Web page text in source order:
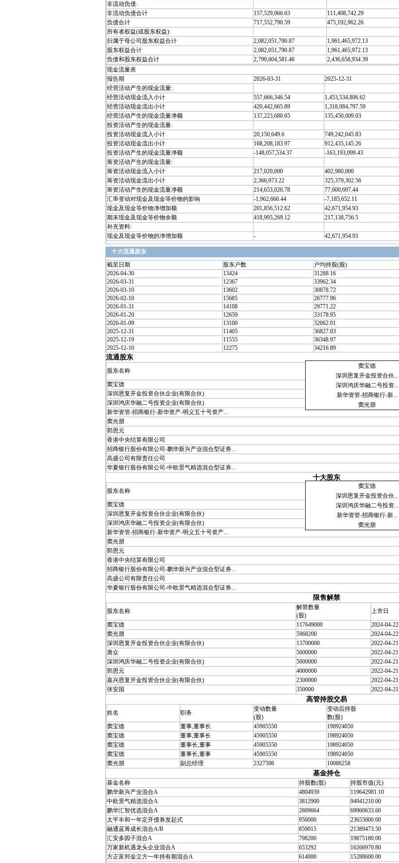
非流动负债:
非流动负债合计
157,529,066.63 111,408,742.29
负债合计
717,552,790.59 475,192,962.26
所有者权益(或股东权益):
归属于母公司股东权益合计
2,082,051,790.87 1,961,465,972.13
股东权益合计
2,082,051,790.87 1,961,465,972.13
负债和股东权益合计
2,799,604,581.46 2,436,658,934.39
现金流量表
报告期
2026-03-31 2025-12-31
经营活动产生的现金流量:
经营活动现金流入小计
557,666,346.54 1,453,534,806.62
经营活动现金流出小计
420,442,665.89 1,318,084,797.59
经营活动产生的现金流量净额
137,223,680.65 135,450,009.03
投资活动产生的现金流量:
投资活动现金流入小计
20,150,649.6 749,242,045.83
投资活动现金流出小计
168,208,183.97 912,435,145.26
投资活动产生的现金流量净额
-148,057,534.37 -163,193,099.43
筹资活动产生的现金流量:
筹资活动现金流入小计
217,020,000 402,980,000
筹资活动现金流出小计
2,366,973.22 325,379,302.56
筹资活动产生的现金流量净额
214,653,026.78 77,600,697.44
汇率变动对现金及现金等价物的影响
-1,962,660.44 -7,185,652.11
现金及现金等价物净增加额
201,856,512.62 42,671,954.93
期末现金及现金等价物余额
418,995,269.12 217,138,756.5
补充资料:
现金及现金等价物的净增加额
- 42,671,954.93
十大流通股东
截至日期
股东户数 户均持股(股)
2026-04-30
13424 31288.16
2026-03-31
12367 33962.34
2026-03-10
13602 30878.72
2026-02-10
15685 26777.96
2026-01-31
14108 29771.22
2026-01-20
12659 33178.95
2026-01-09
13100 32062.01
2025-12-31
11405 36827.03
2025-12-19
11555 36348.97
2025-12-10
12275 34216.89
流通股东
窦宝德
深圳恩复开金投资合伙...
深圳鸿庆华融二号投资...
新华资管-招商银行-新...
窦光朋
股东名称
窦宝德
深圳恩复开金投资合伙企业(有限合伙)
深圳鸿庆华融二号投资企业(有限合伙)
新华资管-招商银行-新华资产-明义五十号资产...
窦光朋
郭恩元
香港中央结算有限公司
招商银行股份有限公司-鹏华新兴产业混合型证券...
高盛公司有限责任公司
华夏银行股份有限公司-中欧景气精选混合型证券...
十大股东
窦宝德
深圳恩复开金投资合伙...
深圳鸿庆华融二号投资...
新华资管-招商银行-新...
窦光朋
股东名称
窦宝德
深圳恩复开金投资合伙企业(有限合伙)
深圳鸿庆华融二号投资企业(有限合伙)
新华资管-招商银行-新华资产-明义五十号资产...
窦光朋
郭恩元
香港中央结算有限公司
招商银行股份有限公司-鹏华新兴产业混合型证券...
高盛公司有限责任公司
华夏银行股份有限公司-中欧景气精选混合型证券...
限售解禁
股东名称
解禁数量
(股)
上市日
窦宝德
117649000 2024-04-22
窦光朋
5968200 2024-04-22
深圳恩复开金投资合伙企业(有限合伙)
13700000 2022-04-21
唐众
5600000 2022-04-21
深圳鸿庆华融二号投资企业(有限合伙)
5000000 2022-04-21
郭恩元
4000000 2022-04-21
嘉兴恩复开金投资合伙企业(有限合伙)
2300000 2022-04-21
张安国
350000 2022-04-21
高管持股交易
姓名 职务
变动数量
(股)
变动后持股
数(股)
窦宝德
董事,董事长 45905550 198924050
窦宝德
董事,董事长 45905550 198924050
窦宝德
董事长,董事 45905550 198924050
窦宝德
董事长,董事 45905550 198924050
窦光朋
副总经理 2327598 10086258
基金持仓
基金名称 持股数(股) 持股市值(元)
鹏华新兴产业混合A
4804939 119642981.10
中欧景气精选混合A
3812900 94941210.00
鹏华汇智优选混合A
2809664 69960633.60
太平丰和一年定开债券发起式
950000 23655000.00
融通蓝筹成长混合A/B
859015 21389473.50
汇安多因子混合A
798200 19875180.00
万家新机遇龙头企业混合A
653292 16266970.80
方正富邦金立方一年持有期混合A
614000 15288600.00